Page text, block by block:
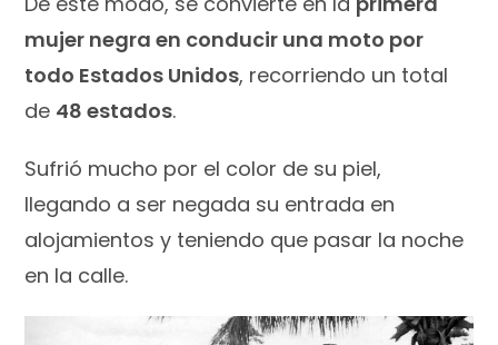
mujer negra en conducir una moto por
todo Estados Unidos, recorriendo un total
de 48 estados.
Sufrió mucho por el color de su piel,
llegando a ser negada su entrada en
alojamientos y teniendo que pasar la noche
en la calle.